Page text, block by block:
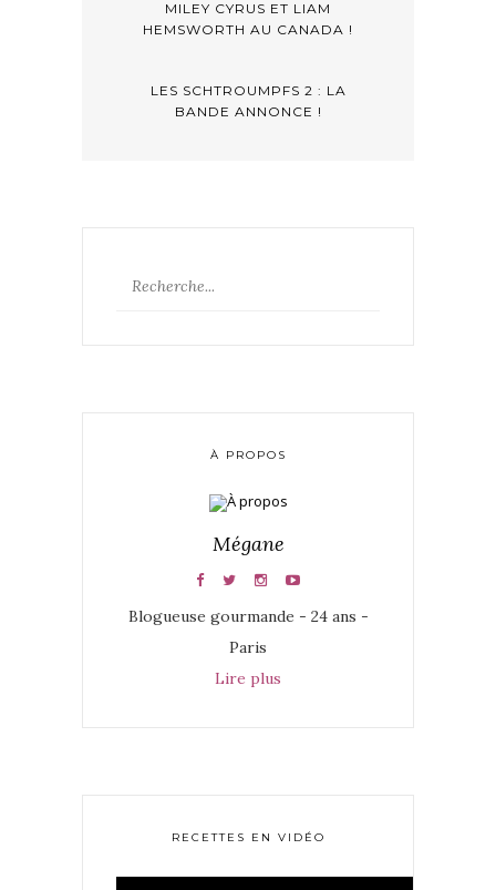
MILEY CYRUS ET LIAM
HEMSWORTH AU CANADA !
LES SCHTROUMPFS 2 : LA
BANDE ANNONCE !
À PROPOS
Mégane
Blogueuse gourmande - 24 ans -
Paris
Lire plus
RECETTES EN VIDÉO